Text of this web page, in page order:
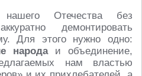
Отечества без
демонтировать
Для этого нужно одно:
народаи объединение,
нам властью